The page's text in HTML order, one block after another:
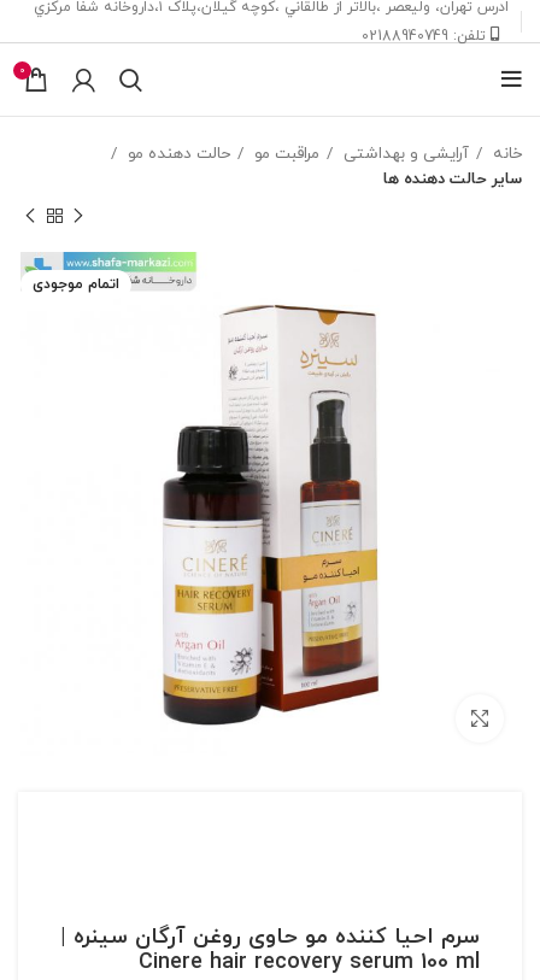
ادرس تهران، ‎وليعصر ،بالاتر از طالقاني ،كوچه گيلان،پلاک ۱،داروخانه شفا مركزي
تلفن: 02188940749
0
خانه آرایشی و بهداشتی مراقبت مو
حالت دهنده مو
سایر حالت دهنده ها
اتمام موجودی
سرم احیا کننده مو حاوی روغن آرگان سینره |
Cinere hair recovery serum 100 ml